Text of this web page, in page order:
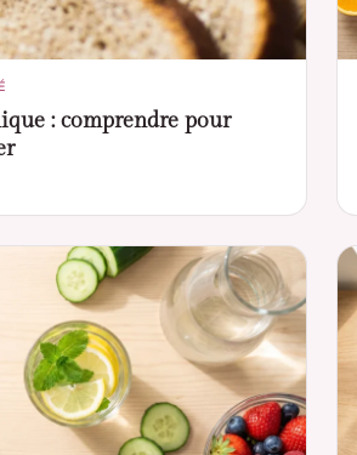
: comprendre pour